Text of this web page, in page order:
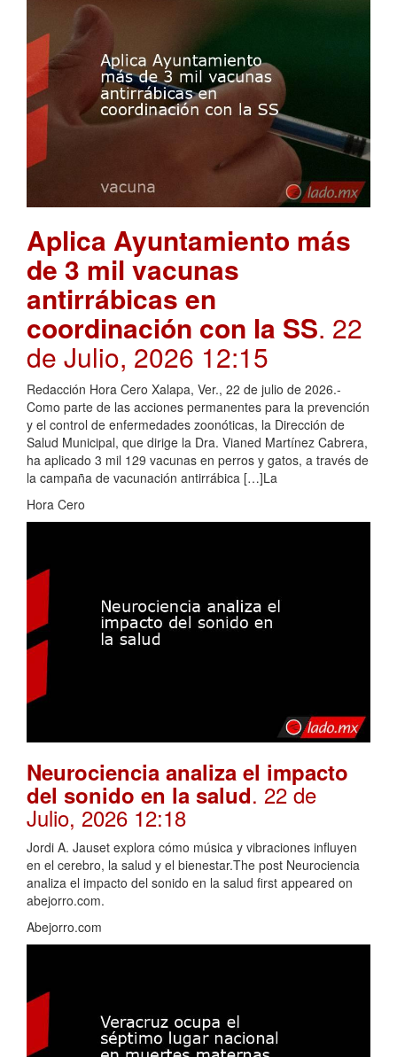
Aplica Ayuntamiento más
de 3 mil vacunas
antirrábicas en
coordinación con la SS. 22
de Julio, 2026 12:15
Redacción Hora Cero Xalapa, Ver., 22 de julio de 2026.-
Como parte de las acciones permanentes para la prevención
y el control de enfermedades zoonóticas, la Dirección de
Salud Municipal, que dirige la Dra. Vianed Martínez Cabrera,
ha aplicado 3 mil 129 vacunas en perros y gatos, a través de
la campaña de vacunación antirrábica […]La
Hora Cero
Neurociencia analiza el impacto
del sonido en la salud. 22 de
Julio, 2026 12:18
Jordi A. Jauset explora cómo música y vibraciones influyen
en el cerebro, la salud y el bienestar.The post Neurociencia
analiza el impacto del sonido en la salud first appeared on
abejorro.com.
Abejorro.com